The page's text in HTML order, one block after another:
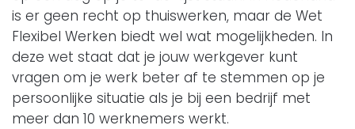
is er geen recht op thuiswerken, maar de Wet
Flexibel Werken biedt wel wat mogelijkheden. In
deze wet staat dat je jouw werkgever kunt
vragen om je werk beter af te stemmen op je
persoonlijke situatie als je bij een bedrijf met
meer dan 10 werknemers werkt.